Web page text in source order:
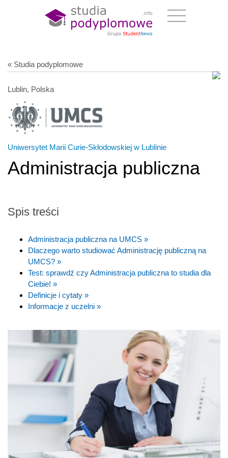
« Studia podyplomowe
Lublin, Polska
Uniwersytet Marii Curie-Skłodowskiej w Lublinie
Administracja publiczna
Spis treści
Administracja publiczna na UMCS »
Dlaczego warto studiować Administrację publiczną na
UMCS? »
Test: sprawdź czy Administracja publiczna to studia dla
Ciebie! »
Definicje i cytaty »
Informacje z uczelni »